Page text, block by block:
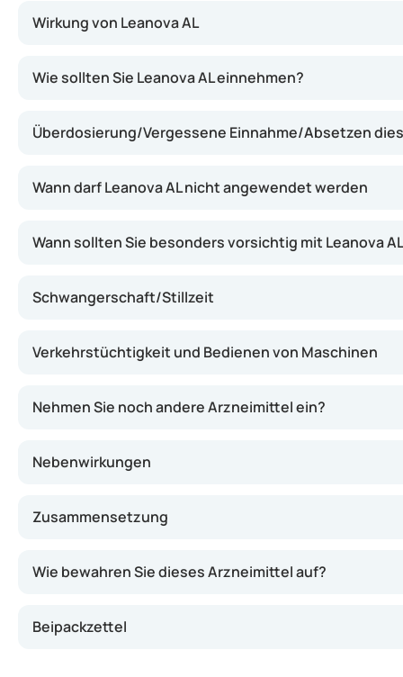
Wirkung von Leanova AL
Wie sollten Sie Leanova AL einnehmen?
Überdosierung/Vergessene Einnahme/Absetzen
Wann darf Leanova AL nicht angewendet werden
Wann sollten Sie besonders vorsichtig mit Leanova
Schwangerschaft/Stillzeit
Verkehrstüchtigkeit und Bedienen von Maschinen
Nehmen Sie noch andere Arzneimittel ein?
Nebenwirkungen
Zusammensetzung
Wie bewahren Sie dieses Arzneimittel auf?
Beipackzettel